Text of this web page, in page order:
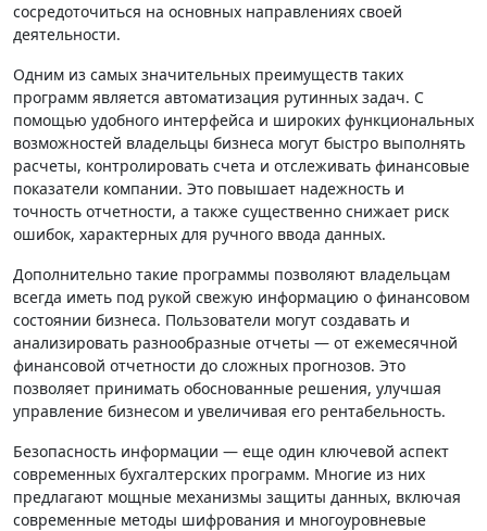
сосредоточиться на основных направлениях своей
деятельности.
Одним из самых значительных преимуществ таких
программ является автоматизация рутинных задач. С
помощью удобного интерфейса и широких функциональных
возможностей владельцы бизнеса могут быстро выполнять
расчеты, контролировать счета и отслеживать финансовые
показатели компании. Это повышает надежность и
точность отчетности, а также существенно снижает риск
ошибок, характерных для ручного ввода данных.
Дополнительно такие программы позволяют владельцам
всегда иметь под рукой свежую информацию о финансовом
состоянии бизнеса. Пользователи могут создавать и
анализировать разнообразные отчеты — от ежемесячной
финансовой отчетности до сложных прогнозов. Это
позволяет принимать обоснованные решения, улучшая
управление бизнесом и увеличивая его рентабельность.
Безопасность информации — еще один ключевой аспект
современных бухгалтерских программ. Многие из них
предлагают мощные механизмы защиты данных, включая
современные методы шифрования и многоуровневые